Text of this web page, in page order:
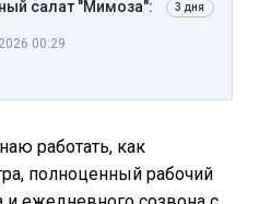
салат "Мимоза":
3 дня
00:29
работать, как
полноценный рабочий